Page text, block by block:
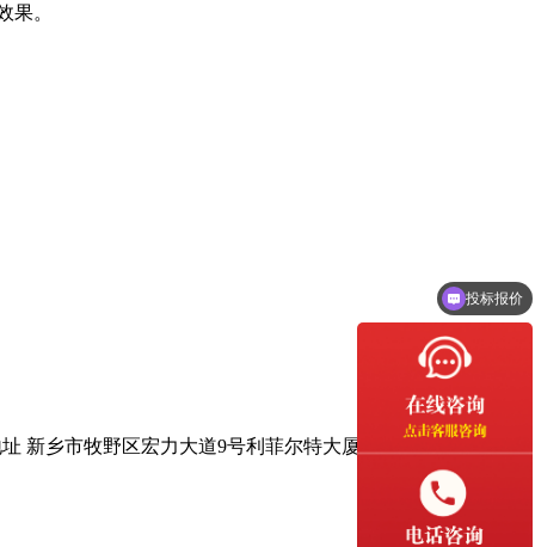
果。
新乡市牧野区宏力大道9号利菲尔特大厦
安装售后咨询